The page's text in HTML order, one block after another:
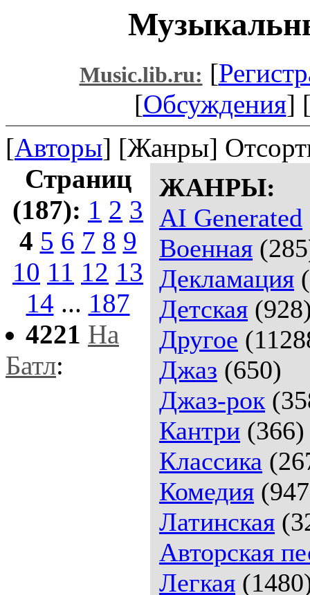
Music.lib.ru: [
[Обсуждения]
[Авторы] [Жанры]
ЖАНРЫ:
AI Generated
Военная
Декламация
Детская
Другое
Джаз (650)
Джаз-рок
Кантри (366)
Классика
Комедия
Латинская
Авторская
Легкая
Страниц
(187): 1 2 3
4 5 6 7 8 9
10 11 12 13
14 ... 187
4221 На
Батл: